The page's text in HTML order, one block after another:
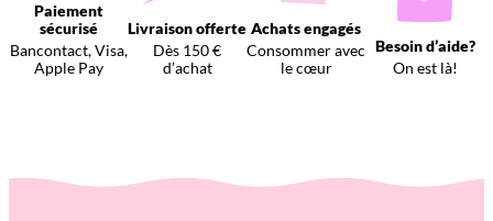
Paiement
sécurisé
Bancontact, Visa,
Apple Pay
Livraison offerte
Dès 150 €
d’achat
Achats engagés
Consommer avec
le cœur
Besoin d’aide?
On est là!